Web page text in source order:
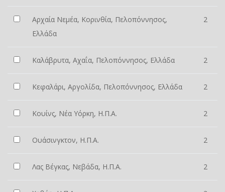
Αρχαία Νεμέα, Κορινθία, Πελοπόννησος,
Ελλάδα
2
Καλάβρυτα, Αχαΐα, Πελοπόννησος, Ελλάδα 2
Κεφαλάρι, Αργολίδα, Πελοπόννησος, Ελλάδα 2
Κουίνς, Νέα Υόρκη, Η.Π.Α. 2
Ουάσινγκτον, Η.Π.Α. 2
Λας Βέγκας, Νεβάδα, Η.Π.Α. 2